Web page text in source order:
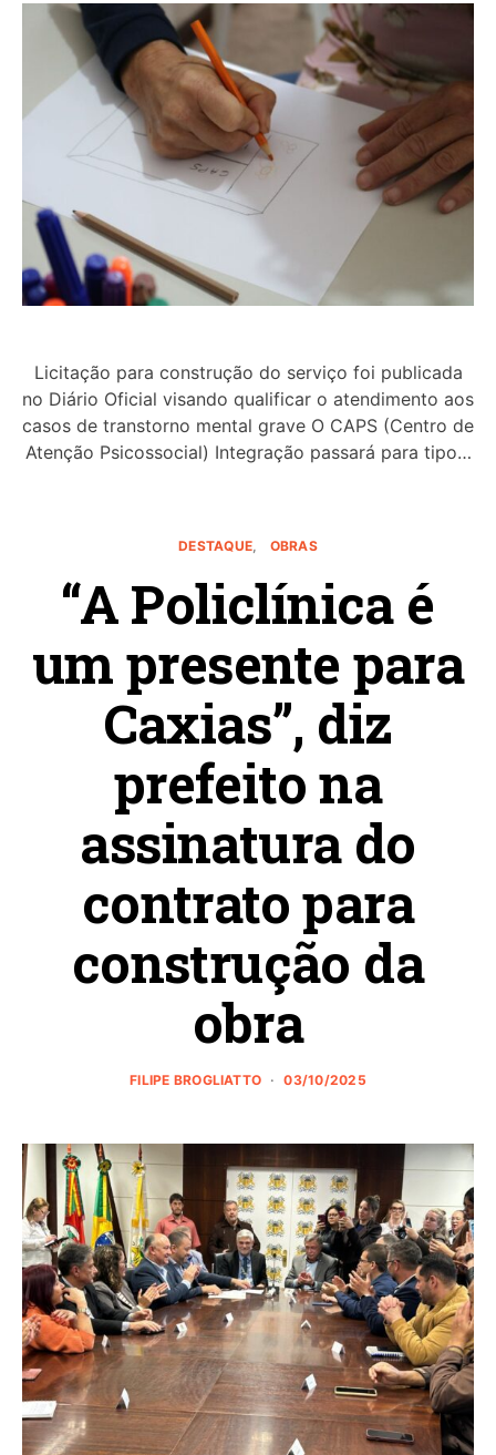
Licitação para construção do serviço foi publicada
no Diário Oficial visando qualificar o atendimento aos
casos de transtorno mental grave O CAPS (Centro de
Atenção Psicossocial) Integração passará para tipo…
DESTAQUE OBRAS
“A Policlínica é
um presente para
Caxias”, diz
prefeito na
assinatura do
contrato para
construção da
obra
FILIPE BROGLIATTO 03/10/2025